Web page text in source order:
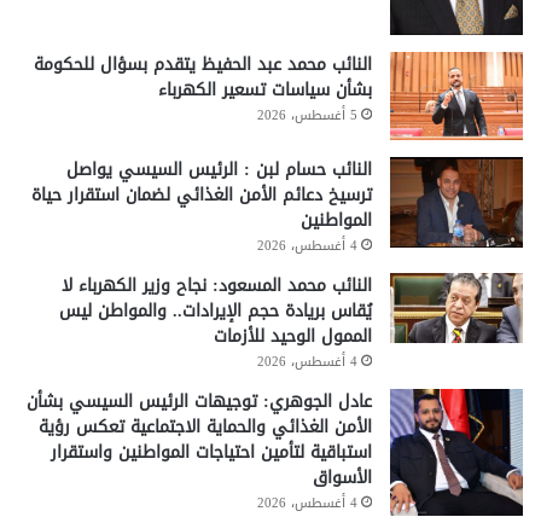
النائب محمد عبد الحفيظ يتقدم بسؤال للحكومة
بشأن سياسات تسعير الكهرباء
5 أغسطس، 2026
النائب حسام لبن : الرئيس السيسي يواصل
ترسيخ دعائم الأمن الغذائي لضمان استقرار حياة
المواطنين
4 أغسطس، 2026
النائب محمد المسعود: نجاح وزير الكهرباء لا
يُقاس بريادة حجم الإيرادات.. والمواطن ليس
الممول الوحيد للأزمات
4 أغسطس، 2026
عادل الجوهري: توجيهات الرئيس السيسي بشأن
الأمن الغذائي والحماية الاجتماعية تعكس رؤية
استباقية لتأمين احتياجات المواطنين واستقرار
الأسواق
4 أغسطس، 2026